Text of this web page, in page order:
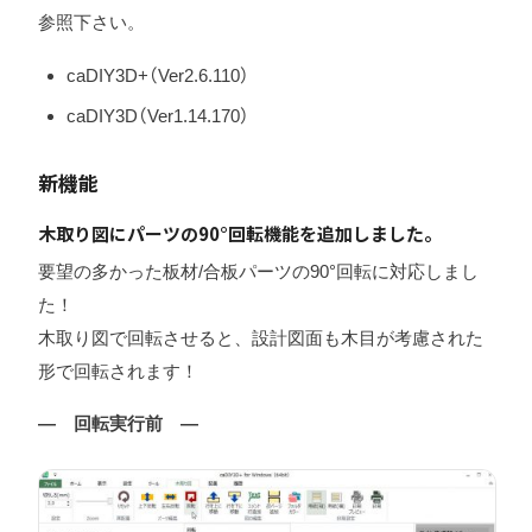
参照下さい。
caDIY3D+（Ver2.6.110）
caDIY3D（Ver1.14.170）
新機能
木取り図にパーツの90°回転機能を追加しました。
要望の多かった板材/合板パーツの90°回転に対応しまし
た！
木取り図で回転させると、設計図面も木目が考慮された
形で回転されます！
— 回転実行前 —